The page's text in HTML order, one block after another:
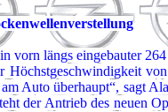
vorn längs eingebauter
Auto überhaupt“, sagt
der Antrieb des neuen